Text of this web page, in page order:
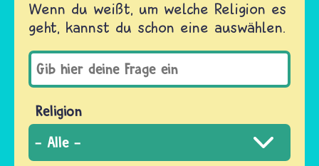
Wenn du weißt, um welche Religion es
geht, kannst du schon eine auswählen.
Religion